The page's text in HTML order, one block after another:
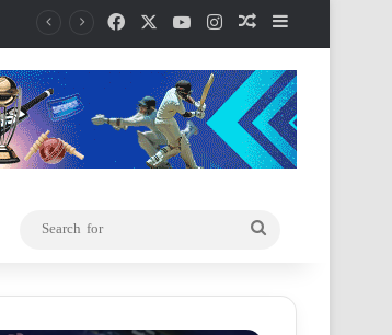
Facebook YouTubeInstagramRandom Article